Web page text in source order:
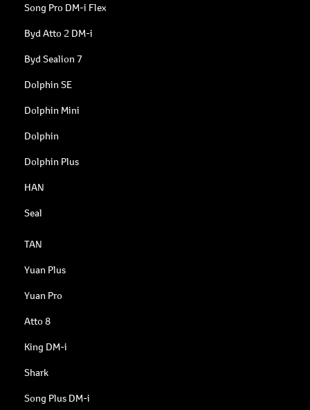
Song Pro DM-i Flex
Byd Atto 2 DM-i
Byd Sealion 7
Dolphin SE
Dolphin Mini
Dolphin
Dolphin Plus
HAN
Seal
TAN
Yuan Plus
Yuan Pro
Atto 8
King DM-i
Shark
Song Plus DM-i